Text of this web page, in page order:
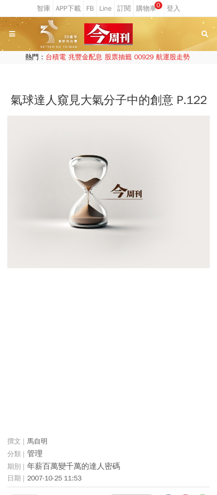
0
熱門： 台積電 兆豐金配息 股票抽籤 00929 航運股走勢
氣球達人窺見大氣分子中的創意 P.122
馬自明
管理
年薪百萬變千萬的達人密碼
2007-10-25 11:53